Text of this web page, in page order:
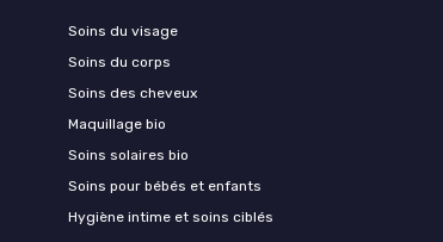
Soins du visage
Soins du corps
Soins des cheveux
Maquillage bio
Soins solaires bio
Soins pour bébés et enfants
Hygiène intime et soins ciblés